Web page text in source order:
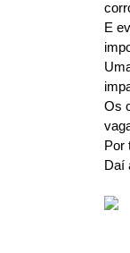
E
Os
Por
Daí